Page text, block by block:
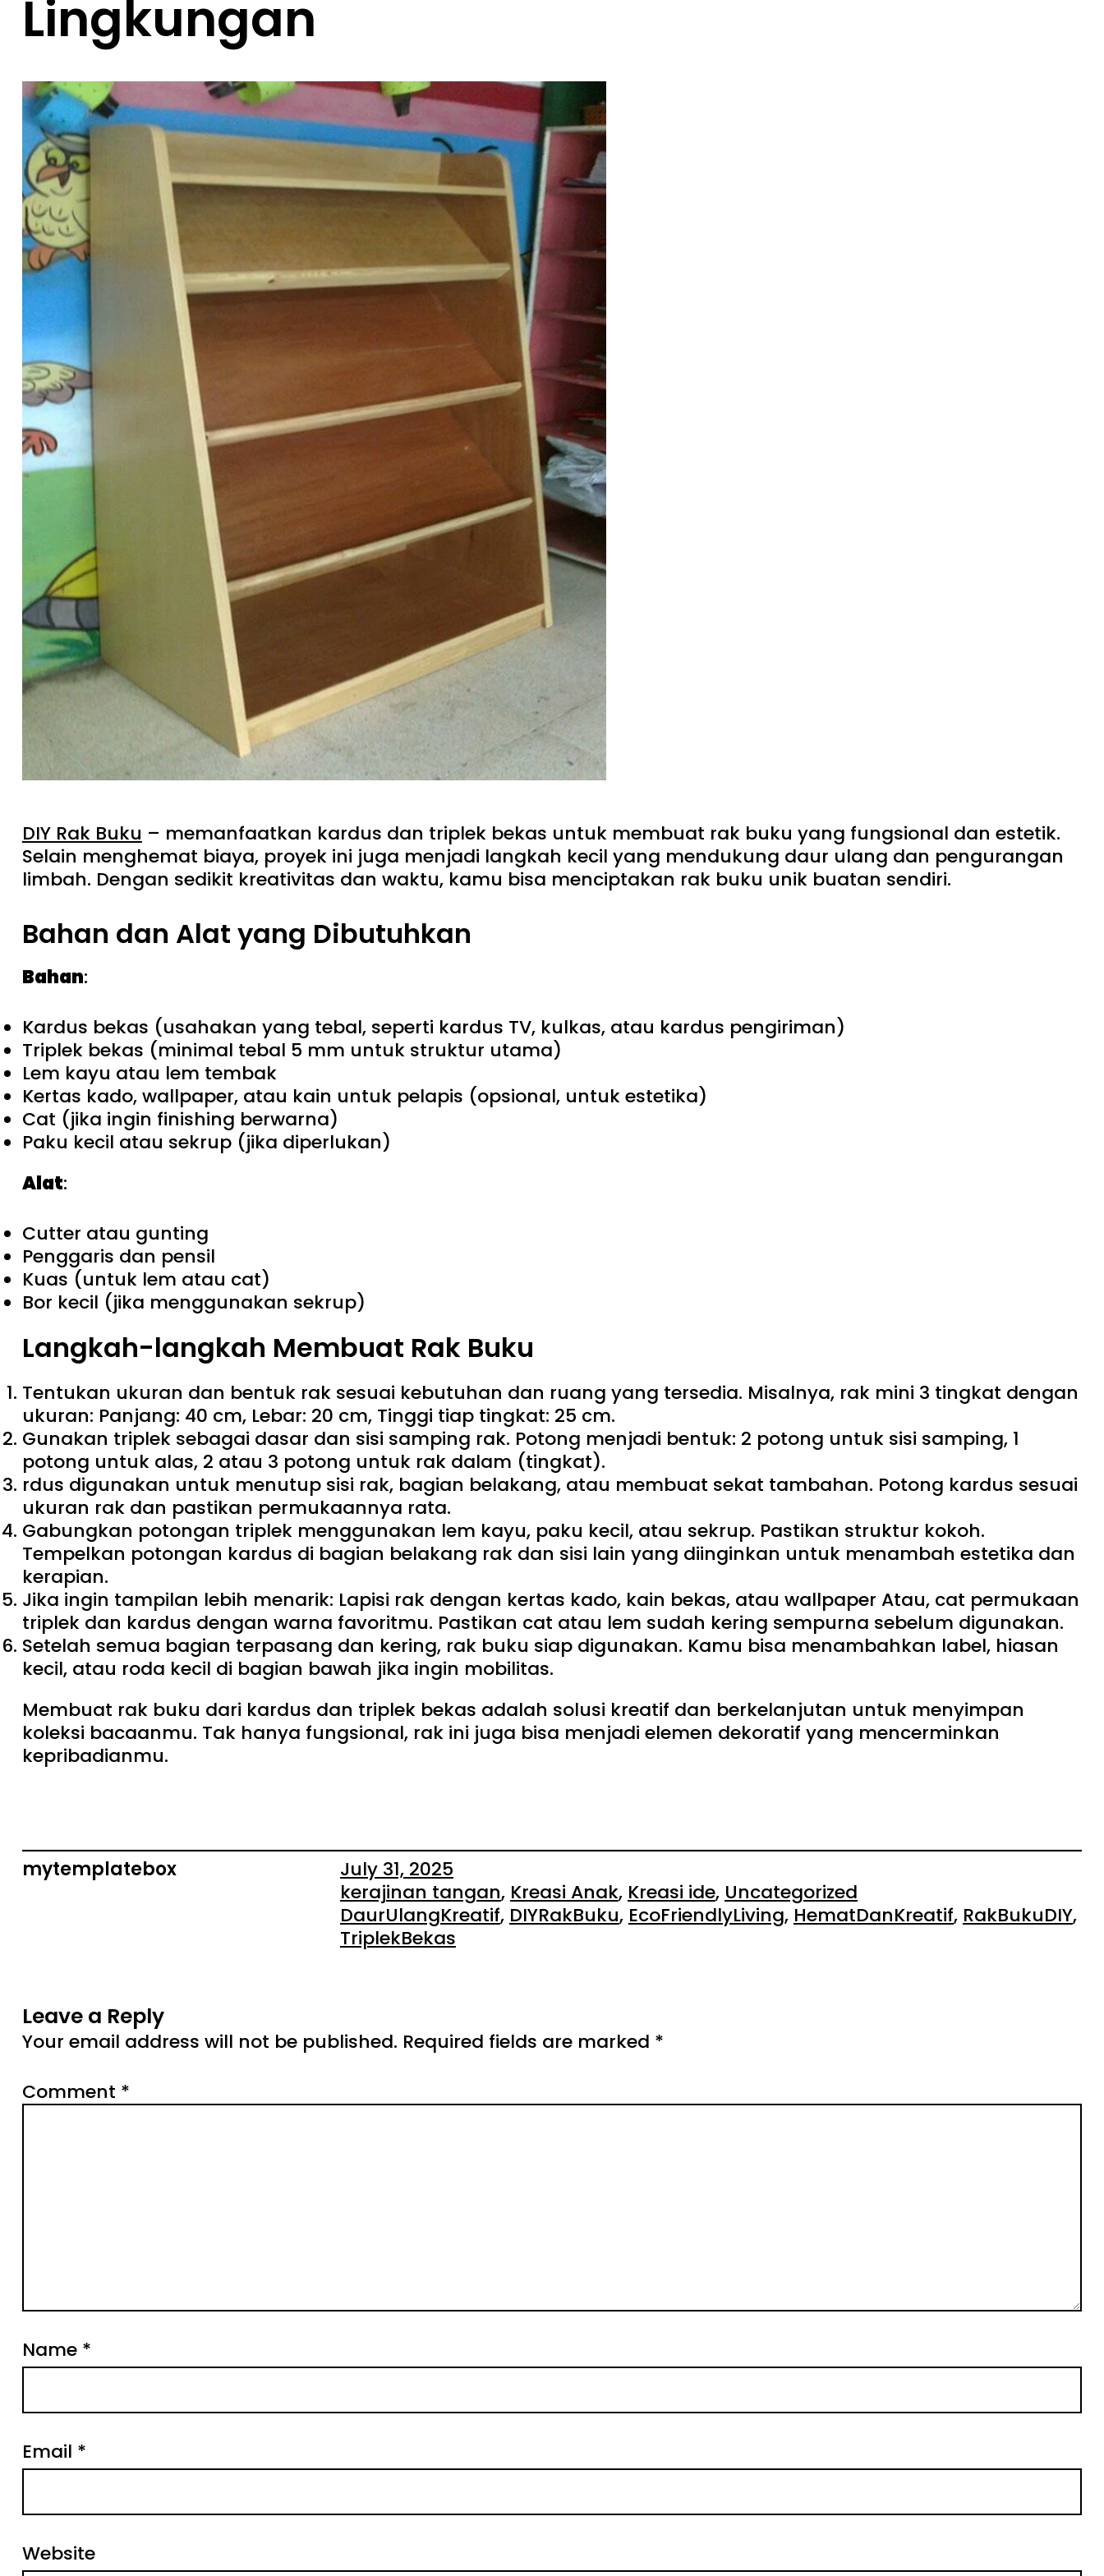
Lingkungan
DIY Rak Buku – memanfaatkan kardus dan triplek bekas untuk membuat rak buku yang fungsional dan estetik.
Selain menghemat biaya, proyek ini juga menjadi langkah kecil yang mendukung daur ulang dan pengurangan
limbah. Dengan sedikit kreativitas dan waktu, kamu bisa menciptakan rak buku unik buatan sendiri.
Bahan dan Alat yang Dibutuhkan
Bahan:
Kardus bekas (usahakan yang tebal, seperti kardus TV, kulkas, atau kardus pengiriman)
Triplek bekas (minimal tebal 5 mm untuk struktur utama)
Lem kayu atau lem tembak
Kertas kado, wallpaper, atau kain untuk pelapis (opsional, untuk estetika)
Cat (jika ingin finishing berwarna)
Paku kecil atau sekrup (jika diperlukan)
Alat:
Cutter atau gunting
Penggaris dan pensil
Kuas (untuk lem atau cat)
Bor kecil (jika menggunakan sekrup)
Langkah-langkah Membuat Rak Buku
Tentukan ukuran dan bentuk rak sesuai kebutuhan dan ruang yang tersedia. Misalnya, rak mini 3 tingkat dengan
ukuran: Panjang: 40 cm, Lebar: 20 cm, Tinggi tiap tingkat: 25 cm.
Gunakan triplek sebagai dasar dan sisi samping rak. Potong menjadi bentuk: 2 potong untuk sisi samping, 1
potong untuk alas, 2 atau 3 potong untuk rak dalam (tingkat).
rdus digunakan untuk menutup sisi rak, bagian belakang, atau membuat sekat tambahan. Potong kardus sesuai
ukuran rak dan pastikan permukaannya rata.
Gabungkan potongan triplek menggunakan lem kayu, paku kecil, atau sekrup. Pastikan struktur kokoh.
Tempelkan potongan kardus di bagian belakang rak dan sisi lain yang diinginkan untuk menambah estetika dan
kerapian.
Jika ingin tampilan lebih menarik: Lapisi rak dengan kertas kado, kain bekas, atau wallpaper Atau, cat permukaan
triplek dan kardus dengan warna favoritmu. Pastikan cat atau lem sudah kering sempurna sebelum digunakan.
Setelah semua bagian terpasang dan kering, rak buku siap digunakan. Kamu bisa menambahkan label, hiasan
kecil, atau roda kecil di bagian bawah jika ingin mobilitas.
Membuat rak buku dari kardus dan triplek bekas adalah solusi kreatif dan berkelanjutan untuk menyimpan
koleksi bacaanmu. Tak hanya fungsional, rak ini juga bisa menjadi elemen dekoratif yang mencerminkan
kepribadianmu.
mytemplatebox
July 31, 2025
kerajinan tangan, Kreasi Anak, Kreasi ide, Uncategorized
DaurUlangKreatif, DIYRakBuku, EcoFriendlyLiving, HematDanKreatif, RakBukuDIY,
TriplekBekas
Leave a Reply
Your email address will not be published. Required fields are marked *
Comment *
Name *
Email *
Website